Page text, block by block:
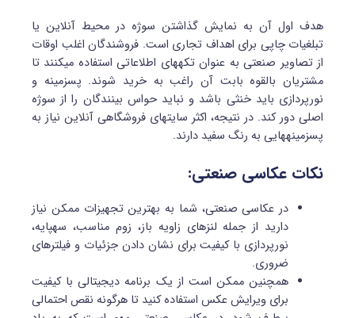
هدف اول آن به نمایش گذاشتن سوژه در محیط آنلاین یا
تبلغیات چاپی برای اهداف تجاری است. فروشندگان اغلب اوقات
از تصاویر صنعتی به عنوان تکه‎های اطلاعاتی استفاده می‎کنند تا
مشتریان بالقوه بابت آن راغب به خرید شوند. پس‎زمینه و
نورپردازی باید خنثی باشد و نباید حواس بینندگان را از سوژه
اصلی دور کند. در نتیجه، اکثر سایت‎های فروشگاهی آنلاین نیاز به
پس‎زمینه‎هایی به رنگ سفید دارند.
نکات عکاسی صنعتی:
در عکاسی صنعتی، شما به بهترین تجهیزات ممکن نیاز
دارید از جمله لنزهای زاویه باز، زوم مناسب، سه‎پایه،
نورپردازی با کیفیت برای نشان دادن جزئیات و فیلترهای
ضروری.
هم‎چنین ممکن است از یک برنامه دیجیتالی با کیفیت
برای ویرایش عکس استفاده کنید تا هرگونه نقص احتمالی